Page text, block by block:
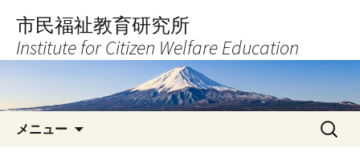
へ
キ
市民福祉教育研究所
Institute for Citizen Welfare Education
メニュー
検
索: